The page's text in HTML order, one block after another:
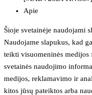
Apie
Šioje svetainėje naudojami
Naudojame slapukus, kad
teikti visuomeninės
svetainės naudojimo
medijos, reklamavimo ir
kitos jūsų pateiktos arba